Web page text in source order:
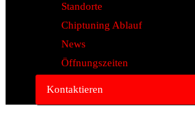
Standorte
Chiptuning Ablauf
News
Öffnungszeiten
Kontaktieren